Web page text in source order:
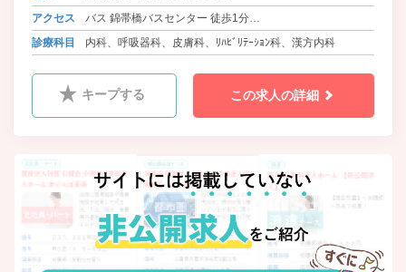
アクセス
バス 錦帯橋バスセンター 徒歩1分
岩徳線 西岩国駅
診療科目 内科、呼吸器科、皮膚科、ﾘﾊﾋﾞﾘﾃｰｼｮﾝ科、漢方内科
キープする この求人の詳細